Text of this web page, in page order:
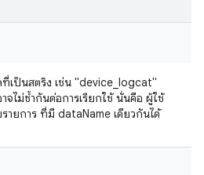
เป็นสตริง เช่น "device_logcat"
จไม่ซ้ำกันต่อการเรียกใช้ นั่นคือ ผู้ใช้
ายการ ที่มี dataName เดียวกันได้